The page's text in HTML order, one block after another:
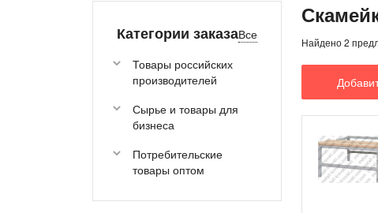
Категории заказаВсе
Товары российских
производителей
Сырье и товары для
бизнеса
Потребительские
товары оптом
Найдено 2